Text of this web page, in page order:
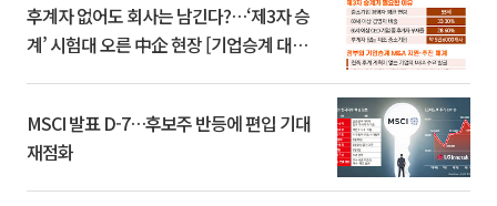
후계자 없어도 회사는 남긴다?…‘제3자 승
계’ 시험대 오른 中企 현장 [기업승계 대전
MSCI 발표 D-7…후보주 반등에 편입 기대
재점화